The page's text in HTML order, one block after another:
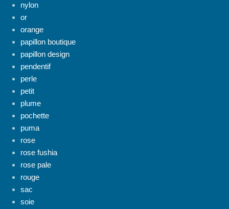
nylon
or
orange
papillon boutique
papillon design
pendentif
perle
petit
plume
pochette
puma
rose
rose fushia
rose pale
rouge
sac
soie